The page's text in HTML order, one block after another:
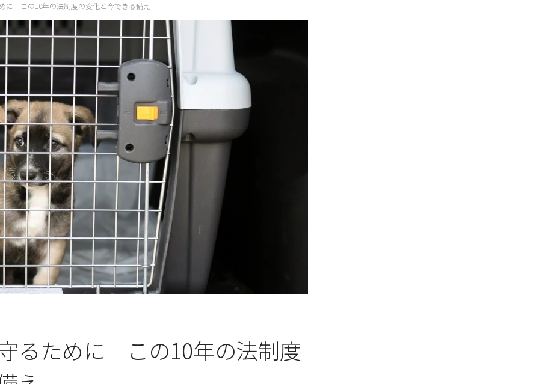
に この10年の法制度の変化と今できる備え
るために この10年の法制度